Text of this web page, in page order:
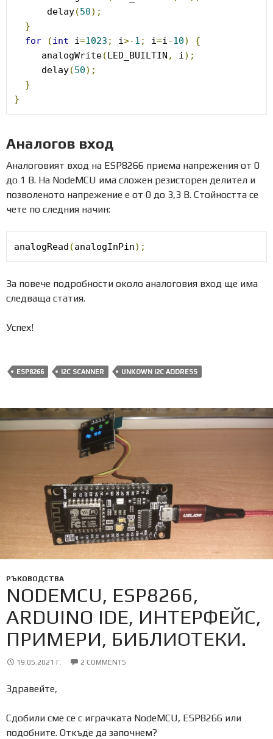
      delay
(50);
}
for
(int i=1023 ; i>-1 ; i=i-10)
{
     analogWrite
(LED_BUILTIN , i);
     delay
(50);
}
}
Аналогов вход
Аналоговият вход на ESP8266 приема напрежения от 0
до 1 В. На NodeMCU има сложен резисторен делител и
позволеното напрежение е от 0 до 3,3 В. Стойността се
чете по следния начин:
analogRead (analogInPin);
За повече подробности около аналоговия вход ще има
следваща статия.
Успех!
ESP8266 I2C SCANNER UNKOWN I2C ADDRESS
РЪКОВОДСТВА
NODEMCU, ESP8266,
ARDUINO IDE, ИНТЕРФЕЙС,
ПРИМЕРИ, БИБЛИОТЕКИ.
19.05.2021 Г. 2 COMMENTS
Здравейте,
Сдобили сме се с играчката NodeMCU, ESP8266 или
подобните. Откъде да започнем?